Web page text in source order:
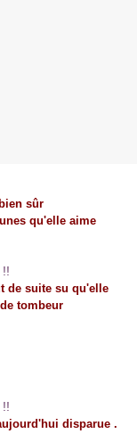
sûr
qu'elle aime
de suite su qu'elle
tombeur
disparue .